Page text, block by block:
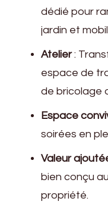
dédié pour
jardin et
Atelier:
espace de
de bricolage
Espace
soirées en
Valeur
bien conçu
propriété.